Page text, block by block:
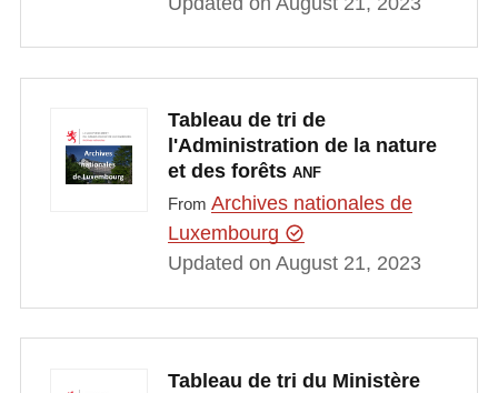
Tableau de tri de
l'Administration de la nature
et des forêts ANF
From Archives nationales de
Luxembourg
Updated on August 21, 2023
Tableau de tri du Ministère